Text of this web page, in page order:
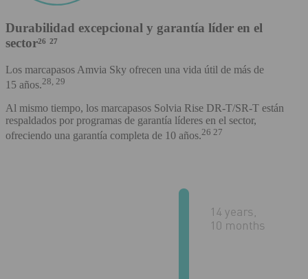
Durabilidad excepcional y garantía líder en el
sector²⁶ ²⁷
Los marcapasos Amvia Sky ofrecen una vida útil de más de
15 años.28, 29
Al mismo tiempo, los marcapasos Solvia Rise DR-T/SR-T están
respaldados por programas de garantía líderes en el sector,
ofreciendo una garantía completa de 10 años.26 27